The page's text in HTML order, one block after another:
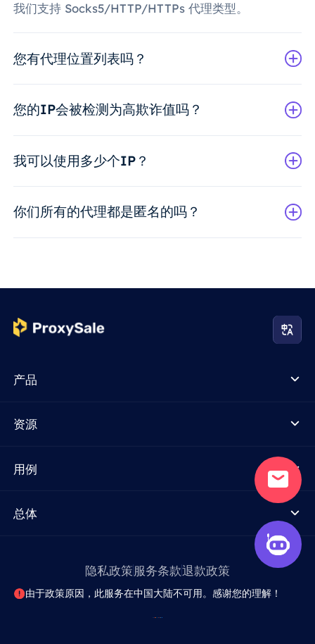
我们支持 Socks5/HTTP/HTTPs 代理类型。
您有代理位置列表吗？
您的IP会被检测为高欺诈值吗？
我可以使用多少个IP？
你们所有的代理都是匿名的吗？
产品
资源
用例
总体
隐私政策服务条款退款政策
由于政策原因，此服务在中国大陆不可用。感谢您的理解！